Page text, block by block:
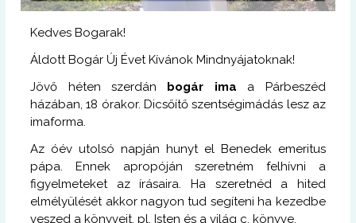
Kedves Bogarak!
Áldott Bogár Új Évet Kívánok Mindnyájatoknak!
Jövő héten szerdán bogár ima a Párbeszéd
házában, 18 órakor. Dicsőítő szentségimádás lesz az
imaforma.
Az óév utolsó napján hunyt el Benedek emeritus
pápa. Ennek apropóján szeretném felhívni a
figyelmeteket az írásaira. Ha szeretnéd a hited
elmélyülését akkor nagyon tud segíteni ha kezedbe
veszed a könyveit. pl. Isten és a világ c. könyve.